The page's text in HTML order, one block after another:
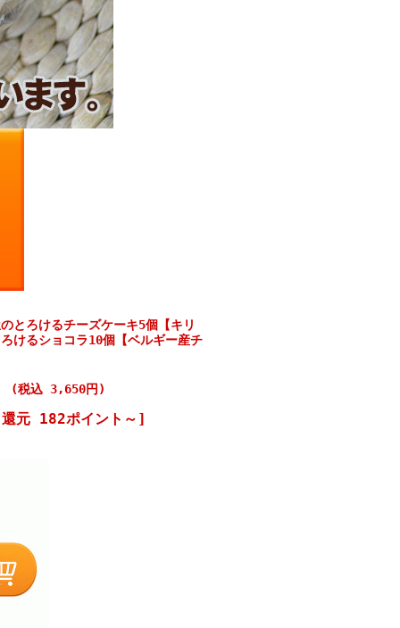
とろけるチーズケーキ5個【キリ
けるショコラ10個【ベルギー産チ
(税込 3,650円)
元 182ポイント～]